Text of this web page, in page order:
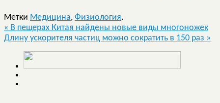
Метки Медицина, Физиология.
« В пещерах Китая найдены новые виды многоножек
Длину ускорителя частиц можно сократить в 150 раз »